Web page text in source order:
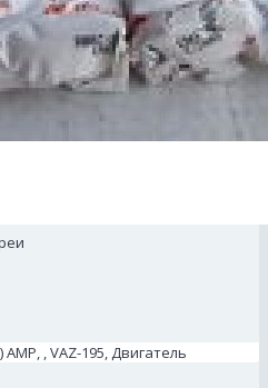
, VAZ-195, Двигатель